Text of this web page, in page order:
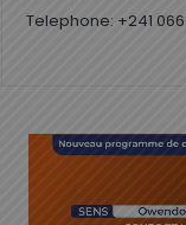
Telephone: +241